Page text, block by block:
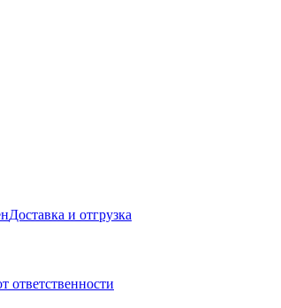
Доставка и отгрузка
ответственности